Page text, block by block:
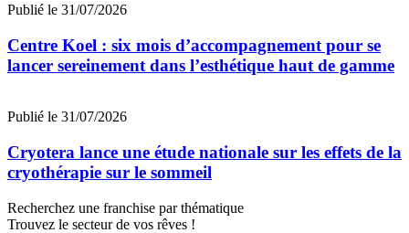
Publié le 31/07/2026
Centre Koel : six mois d’accompagnement pour se
lancer sereinement dans l’esthétique haut de gamme
Publié le 31/07/2026
Cryotera lance une étude nationale sur les effets de la
cryothérapie sur le sommeil
Recherchez une franchise par thématique
Trouvez le secteur de vos rêves !